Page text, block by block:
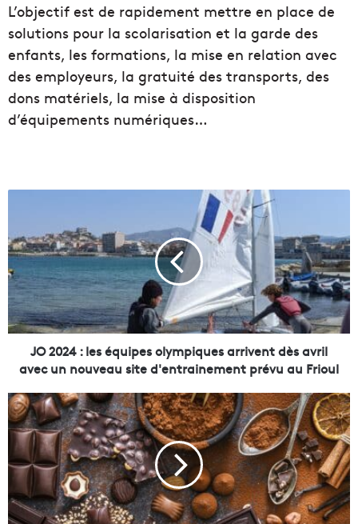
L’objectif est de rapidement mettre en place de
solutions pour la scolarisation et la garde des
enfants, les formations, la mise en relation avec
des employeurs, la gratuité des transports, des
dons matériels, la mise à disposition
d’équipements numériques…
0
2
4
:
e
u
i
p
s
l
y
JO 2024 : les équipes olympiques arrivent dès avril
avec un nouveau site d'entrainement prévu au Frioul
L
e
s
a
l
n
d